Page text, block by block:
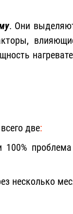
. Они
две:
100%
несколько